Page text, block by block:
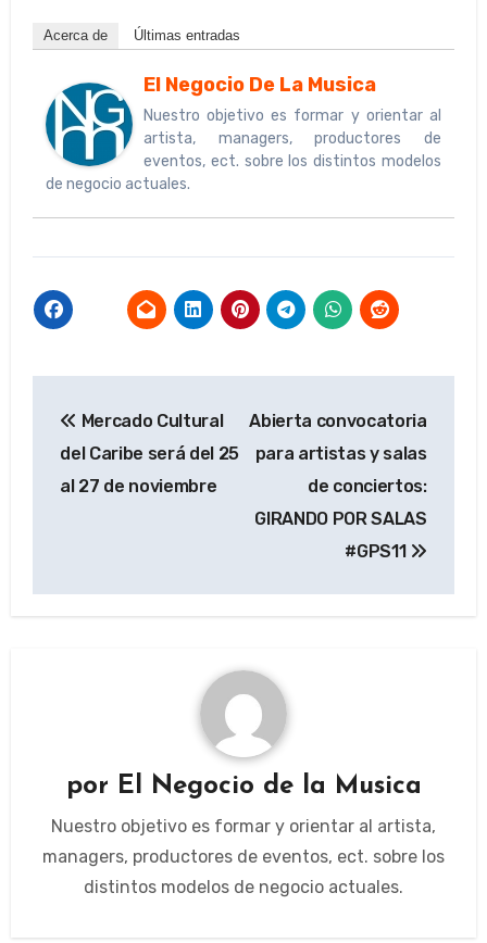
Acerca de Últimas entradas
El Negocio De La Musica
Nuestro objetivo es formar y orientar al
artista, managers, productores de
eventos, ect. sobre los distintos modelos
de negocio actuales.
de
entradas
Mercado Cultural
del Caribe será del 25
al 27 de noviembre
Abierta convocatoria
para artistas y salas
de conciertos:
GIRANDO POR SALAS
#GPS11
por El Negocio de la Musica
Nuestro objetivo es formar y orientar al artista,
managers, productores de eventos, ect. sobre los
distintos modelos de negocio actuales.